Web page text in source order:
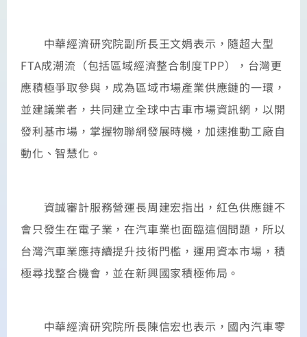
中華經濟研究院副所長王文娟表示，隨超大型
FTA成潮流（包括區域經濟整合制度TPP），台灣更
應積極爭取參與，成為區域市場產業供應鏈的一環，
並建議業者，共同建立全球中古車市場資訊網，以開
發利基市場，掌握物聯網發展時機，加速推動工廠自
動化、智慧化。
資誠審計服務營運長周建宏指出，紅色供應鏈不
會只發生在電子業，在汽車業也面臨這個問題，所以
台灣汽車業應持續提升技術門檻，運用資本市場，積
極尋找整合機會，並在新興國家積極佈局。
中華經濟研究院所長陳信宏也表示，國內汽車零